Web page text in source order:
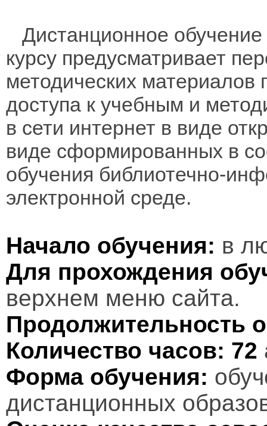
Дистанционное
курсу предусматривает
методических материалов
доступа к учебным и
в сети интернет в виде
виде сформированных в
обучения библиотечно-
электронной среде.
Начало обучения: в
Для прохождения
верхнем меню сайта.
Продолжительность
Количество часов: 72
Форма обучения:
дистанционных